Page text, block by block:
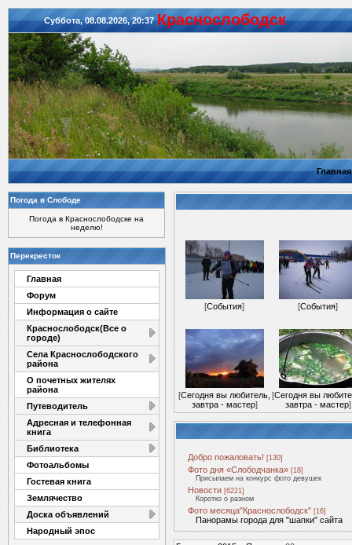
Суббота, 08.08.2026, 20:37 Красноcлободск
Главная
Погода в Слободе
Погода в Краснослободске на
неделю!
Перекресток
Главная
Форум
Информация о сайте
Краснослободск(Все о
городе)
Села Краснослободского
района
О почетных жителях
района
Путеводитель
Адресная и телефонная
книга
Библиотека
Фотоальбомы
Гостевая книга
Землячество
Доска объявлений
Народный эпос
[События] [События]
[Сегодня вы любитель,
завтра - мастер]
[Сегодня вы
завтра - мастер]
Добро пожаловать! [130]
Фото дня «Слободчанка» [18]
Присылаем на конкурс фото девушек
Новости [6221]
Коротко о разном
Фото месяца"Краснослободск" [16]
Панорамы города для "шапки" сайта